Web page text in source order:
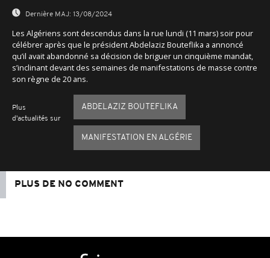
Dernière MAJ: 13/08/2024
Les Algériens sont descendus dans la rue lundi (11 mars) soir pour
célébrer après que le président Abdelaziz Bouteflika a annoncé
qu’il avait abandonné sa décision de briguer un cinquième mandat,
s’inclinant devant des semaines de manifestations de masse contre
son règne de 20 ans.
Plus
d'actualités sur
ABDELAZIZ BOUTEFLIKA
MANIFESTATION EN ALGÉRIE
PLUS DE NO COMMENT